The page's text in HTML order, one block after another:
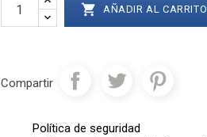
 AÑADIR AL CARRITO
Compartir
Política de seguridad